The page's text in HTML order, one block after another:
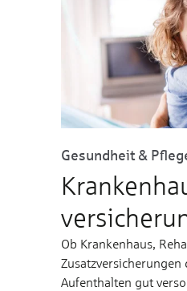
Gesundheit &
Ob Krankenhaus,
Zusatzversicherungen
Aufenthalten gut